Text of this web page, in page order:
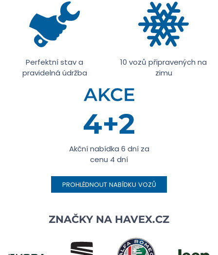
Perfektní stav a
pravidelná údržba
10 vozů připravených na
zimu
Akční nabídka 6 dní za
cenu 4 dní
PROHLÉDNOUT NABÍDKU VOZŮ
ZNAČKY NA HAVEX.CZ